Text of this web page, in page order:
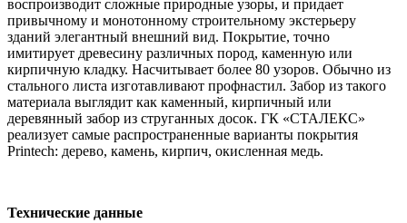
воспроизводит сложные природные узоры, и придает
привычному и монотонному строительному экстерьеру
зданий элегантный внешний вид. Покрытие, точно
имитирует древесину различных пород, каменную или
кирпичную кладку. Насчитывает более 80 узоров. Обычно из
стального листа изготавливают профнастил. Забор из такого
материала выглядит как каменный, кирпичный или
деревянный забор из струганных досок. ГК «СТАЛЕКС»
реализует самые распространенные варианты покрытия
Printech: дерево, камень, кирпич, окисленная медь.
Технические данные